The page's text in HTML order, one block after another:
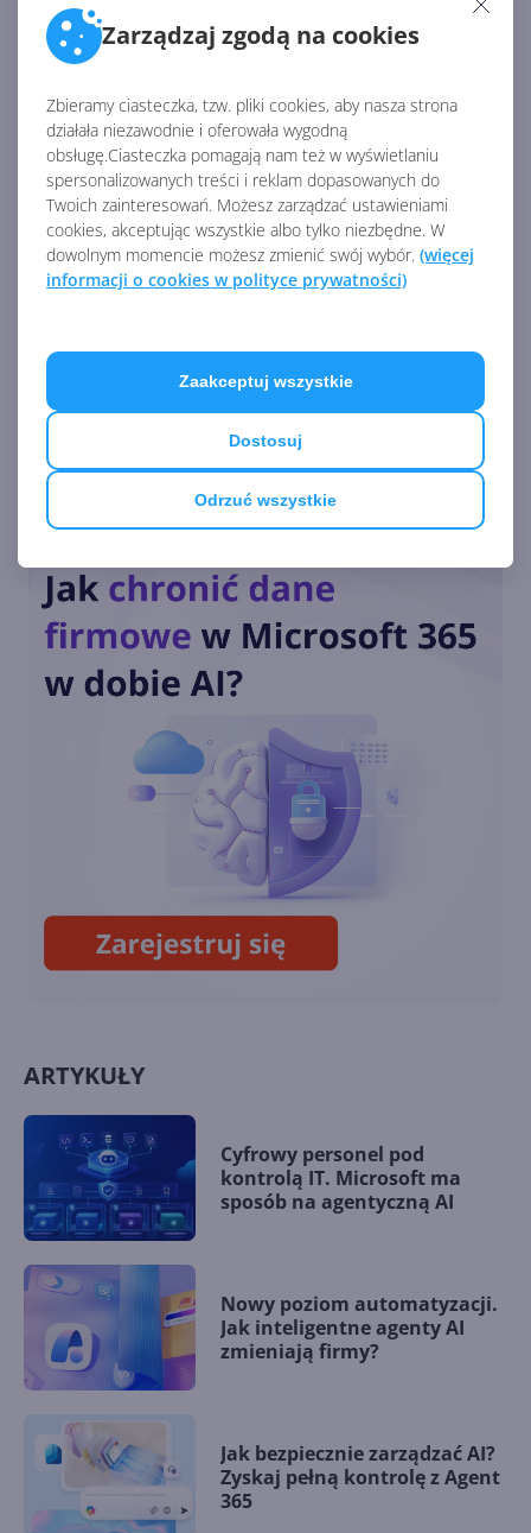
Zarządzaj zgodą na cookies
Zbieramy ciasteczka, tzw. pliki cookies, aby nasza strona
działała niezawodnie i oferowała wygodną
obsługę.Ciasteczka pomagają nam też w wyświetlaniu
spersonalizowanych treści i reklam dopasowanych do
Twoich zainteresowań. Możesz zarządzać ustawieniami
cookies, akceptując wszystkie albo tylko niezbędne. W
dowolnym momencie możesz zmienić swój wybór. (więcej
informacji o cookies w polityce prywatności)
Odrzuć wszystkie
Dostosuj
Zaakceptuj wszystkie
Niesamowity ekran
logowania w Windows
Longhorn. Tak miała
wyglądać Vista!
Tak wyglądał prototyp Aero w
Windows Longhorn z 2003
roku
To już koniec. Microsoft
wygasił wsparcie dla Windows
Vista
przez Microsoft kończy swój
żywot
wsparcia dla Windows Vista
Windows Vista do lamusa! XP
jeszcze 2 lata!
Zobacz
ARTYKUŁY
Cyfrowy personel pod
kontrolą IT. Microsoft ma
sposób na agentyczną AI
Nowy poziom automatyzacji.
Jak inteligentne agenty AI
zmieniają firmy?
Jak bezpiecznie zarządzać AI?
Zyskaj pełną kontrolę z Agent
365